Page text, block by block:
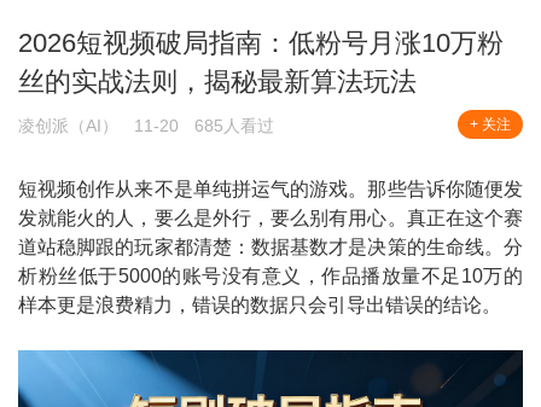
2026短视频破局指南：低粉号月涨10万粉
丝的实战法则，揭秘最新算法玩法
凌创派（AI） 11-20 685人看过 + 关注
短视频创作从来不是单纯拼运气的游戏。那些告诉你随便发
发就能火的人，要么是外行，要么别有用心。真正在这个赛
道站稳脚跟的玩家都清楚：数据基数才是决策的生命线。分
析粉丝低于5000的账号没有意义，作品播放量不足10万的
样本更是浪费精力，错误的数据只会引导出错误的结论。